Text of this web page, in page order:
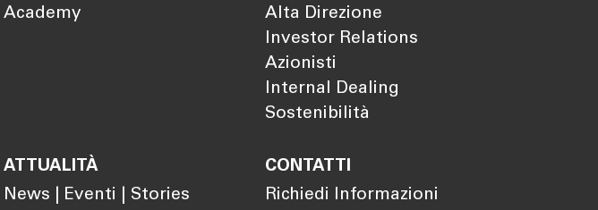
Academy
ATTUALITÀ
News | Eventi | Stories
Alta Direzione
Investor Relations
Azionisti
Internal Dealing
Sostenibilità
CONTATTI
Richiedi Informazioni